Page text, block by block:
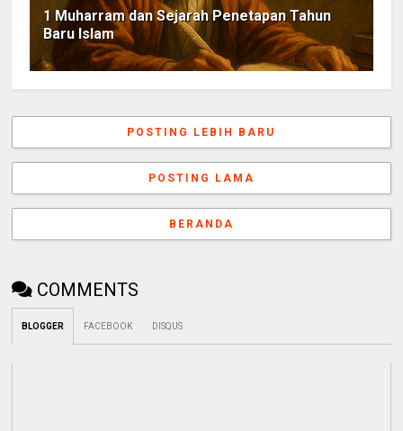
1 Muharram dan Sejarah Penetapan Tahun
Baru Islam
POSTING LEBIH BARU
POSTING LAMA
BERANDA
COMMENTS
BLOGGER FACEBOOK DISQUS